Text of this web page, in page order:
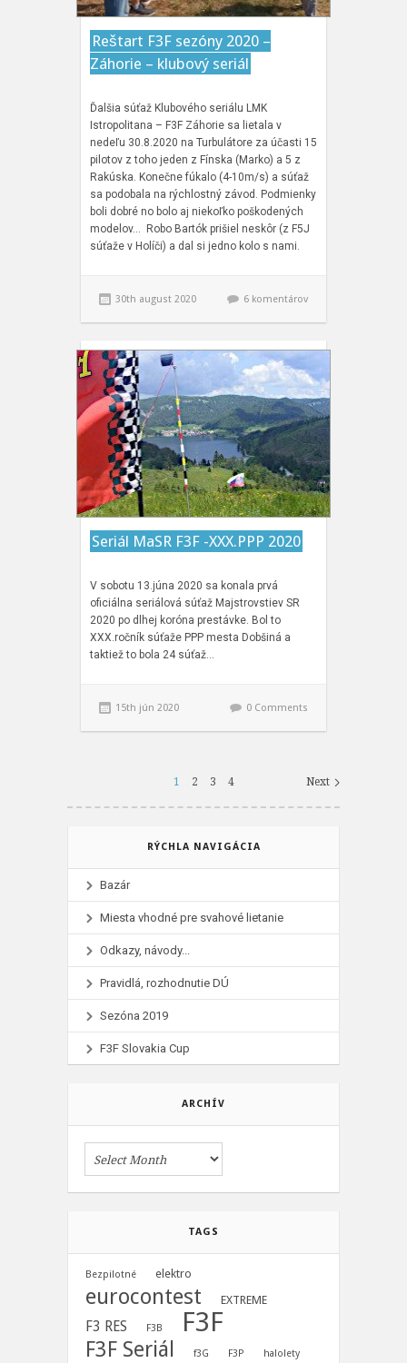
Reštart F3F sezóny 2020 –
Záhorie – klubový seriál
Ďalšia súťaž Klubového seriálu LMK
Istropolitana – F3F Záhorie sa lietala v
nedeľu 30.8.2020 na Turbulátore za účasti 15
pilotov z toho jeden z Fínska (Marko) a 5 z
Rakúska. Konečne fúkalo (4-10m/s) a súťaž
sa podobala na rýchlostný závod. Podmienky
boli dobré no bolo aj niekoľko poškodených
modelov… Robo Bartók prišiel neskôr (z F5J
súťaže v Holíči) a dal si jedno kolo s nami.
30th august 2020 6 komentárov
Seriál MaSR F3F -XXX.PPP 2020
V sobotu 13.júna 2020 sa konala prvá
oficiálna seriálová súťaž Majstrovstiev SR
2020 po dlhej koróna prestávke. Bol to
XXX.ročník súťaže PPP mesta Dobšiná a
taktiež to bola 24 súťaž…
15th jún 2020 0 Comments
Next
1 2 3 4
RÝCHLA NAVIGÁCIA
Bazár
Miesta vhodné pre svahové lietanie
Odkazy, návody...
Pravidlá, rozhodnutie DÚ
Sezóna 2019
F3F Slovakia Cup
ARCHÍV
TAGS
Bezpilotné elektro
eurocontest EXTREME
F3 RES F3B F3F
F3F Seriál f3G F3P halolety